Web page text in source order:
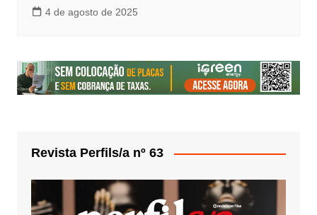
4 de agosto de 2025
Revista Perfils/a nº 63